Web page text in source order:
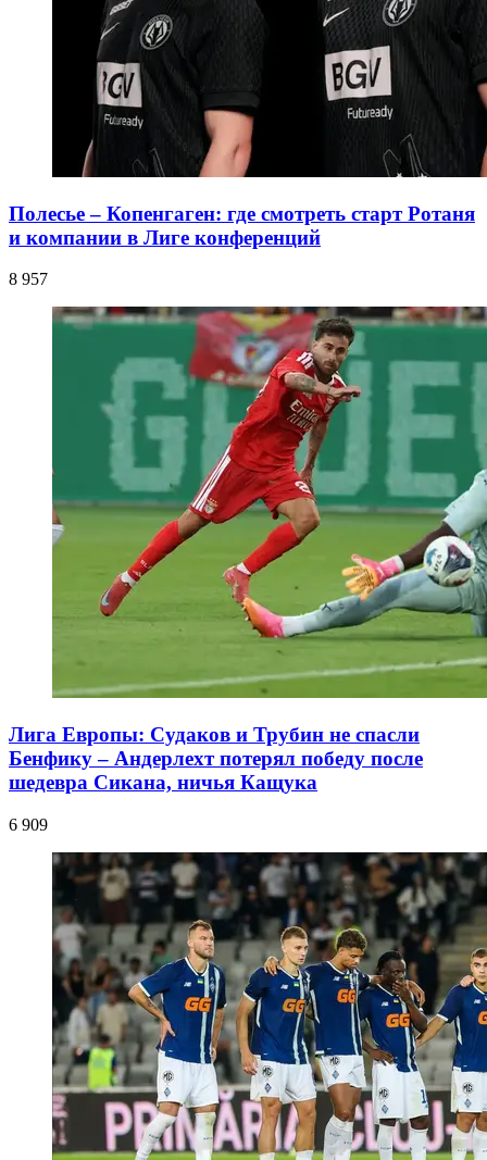
Полесье – Копенгаген: где смотреть старт Ротаня
и компании в Лиге конференций
8 957
Лига Европы: Судаков и Трубин не спасли
Бенфику – Андерлехт потерял победу после
шедевра Сикана, ничья Кащука
6 909